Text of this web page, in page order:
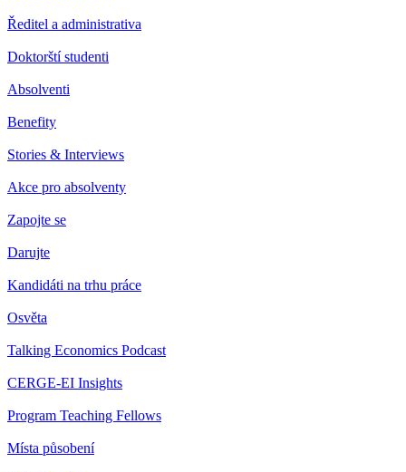
Ředitel a administrativa
Doktorští studenti
Absolventi
Benefity
Stories & Interviews
Akce pro absolventy
Zapojte se
Darujte
Kandidáti na trhu práce
Osvěta
Talking Economics Podcast
CERGE-EI Insights
Program Teaching Fellows
Místa působení